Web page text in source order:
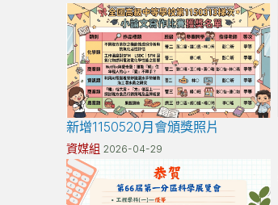
新增1150520月會頒獎照片
資媒組 2026-04-29